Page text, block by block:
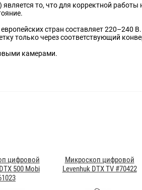
то, что для корректной
стран составляет 220–240
только через соответствующий
камерами.
цифровой
500 Mobi
Микроскоп цифровой
Levenhuk DTX TV #70422